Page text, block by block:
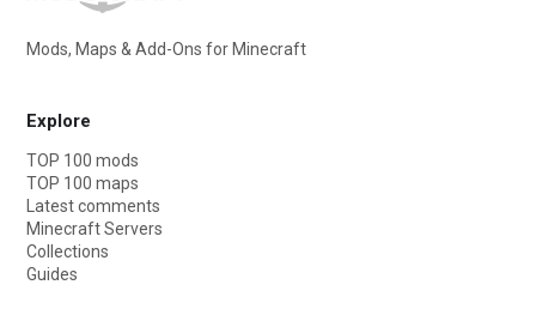
Mods, Maps & Add-Ons for Minecraft
Explore
TOP 100 mods
TOP 100 maps
Latest comments
Minecraft Servers
Collections
Guides